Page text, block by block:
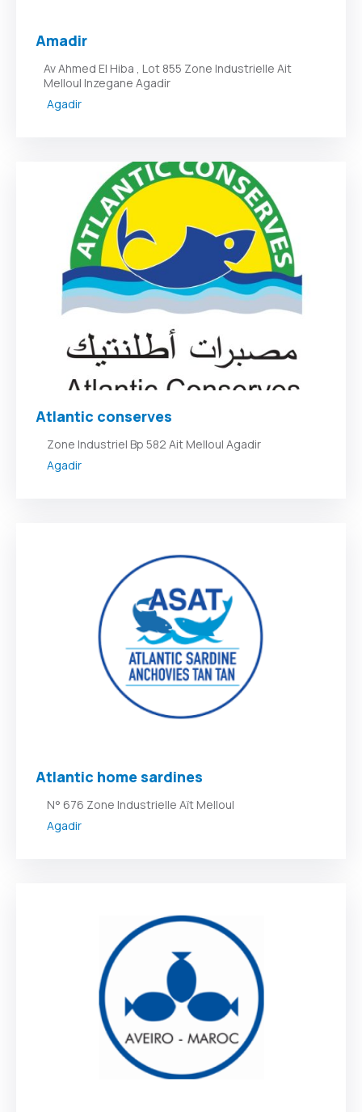
Amadir
Av Ahmed El Hiba , Lot 855 Zone Industrielle Ait
Melloul Inzegane Agadir
Agadir
Atlantic conserves
Zone Industriel Bp 582 Ait Melloul Agadir
Agadir
Atlantic home sardines
N° 676 Zone Industrielle Aït Melloul
Agadir